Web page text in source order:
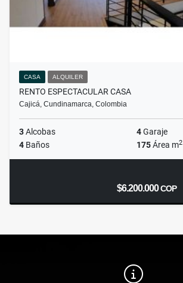
CASA ALQUILER
RENTO ESPECTACULAR CASA
Cajicá, Cundinamarca, Colombia
3Alcobas 4Garaje
4 Baños 175Área m2
$6.200.000COP